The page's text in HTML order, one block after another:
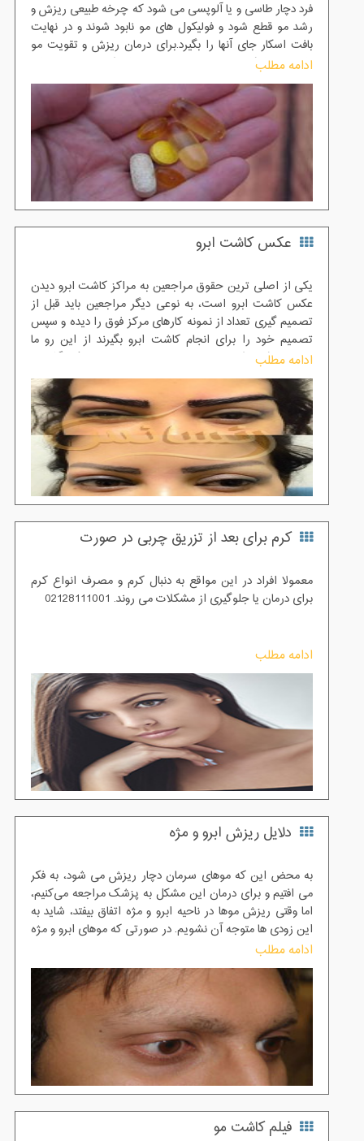
فرد دچار طاسی و یا آلوپسی می شود که چرخه طبیعی ریزش و
رشد مو قطع شود و فولیکول های مو نابود شوند و در نهایت
بافت اسکار جای آنها را بگیرد.برای درمان ریزش و تقویت مو
دارو ها و راهکار های بسیار زیادی وجود دارد که هدف ما از ارائه
این مطلب معرفی انواع داروها برای درمان ریزش و تقویت مو
است. پس اگر قصد دارید اطلاعاتی در خصوص این دارو ها به
دست آورید، مطالعه این مقاله را از دست ندهید.
ادامه مطلب
عکس کاشت ابرو
یکی از اصلی ترین حقوق مراجعین به مراکز کاشت ابرو دیدن
عکس کاشت ابرو است، به نوعی دیگر مراجعین باید قبل از
تصمیم گیری تعداد از نمونه کارهای مرکز فوق را دیده و سپس
تصمیم خود را برای انجام کاشت ابرو بگیرند از این رو ما
تعدادی عکس کاشت ابرو در مطلب فوق به اشتراک گذاشته
ایم تا شما عزیزان قبل از مراجعه به کلینیک رنسانس بتوانید
تصمیم خود را آزادانه بگیرید
ادامه مطلب
کرم برای بعد از تزریق چربی در صورت
معمولا افراد در این مواقع به دنبال کرم و مصرف انواع کرم
برای درمان یا جلوگیری از مشکلات می روند. 02128111001
ادامه مطلب
دلایل ریزش ابرو و مژه
به محض این ‌که موهای سرمان دچار ریزش می ‌شود، به فکر
می ‌افتیم و برای درمان این مشکل به پزشک مراجعه می‌کنیم،
اما وقتی ریزش موها در ناحیه ابرو و مژه اتفاق بیفتد، شاید به
این زودی ‌ها متوجه آن نشویم. در صورتی که موهای ابرو و مژه
نقش بسیار مهمی در زیبایی چهره و صورت دارد به همین دلیل
نباید خیلی صبر کنیم تا ابروها و مژه ها خالی و کم پشت شود.
متاسفانه بسیاری از کسانی که با این مشکل روبه رو هستند تا
زمانی که ابروها و مژه های شان کم پشت نشده، به فکر
مراجعه به پزشک هم نیستند و خیلی جدی با این مشکل
برخورد نمی کنند. البته برخی هم باور دارند ریزش موهای ناحیه
ابرو و مژه ارثی است و در نتیجه فکر می کنند کاری نمی توان
برای آن انجام داد در صورتی که عوامل ژنتیکی و ارثی نقش
چندانی در ریزش موهای ابرو و مژه ندارد و موهای این ناحیه به
هورمون ها وابسته نیست.
ادامه مطلب
فیلم کاشت مو